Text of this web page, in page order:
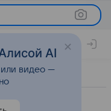
AI
или видео —